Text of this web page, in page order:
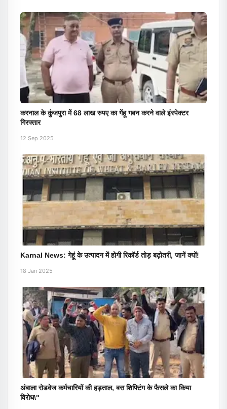
करनाल के कुंजपुरा में 68 लाख रुपए का गेंहू गबन करने वाले इंस्पेक्टर
गिरफ्तार
12 Sep 2025
Karnal News: गेहूं के उत्पादन में होगी रिकॉर्ड तोड़ बढ़ोतरी, जानें क्यों!
18 Jan 2025
अंबाला रोडवेज कर्मचारियों की हड़ताल, बस शिफ्टिंग के फैसले का किया
विरोध\"